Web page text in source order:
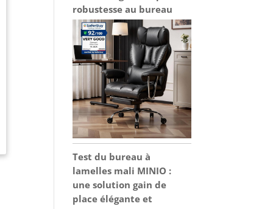
robustesse au bureau
Test du bureau à
lamelles mali MINIO :
une solution gain de
place élégante et